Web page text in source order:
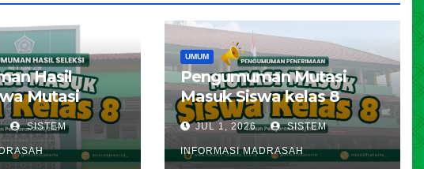
Hasil
Mutasi
29 Jakarta
Pelajaran
SISTEM
UMUM
Pengumuman Mutasi
Masuk Siswa kelas 8
Tahun Pelajaran 2026 –
2027
JUL 1, 2026 SISTEM
INFORMASI MADRASAH